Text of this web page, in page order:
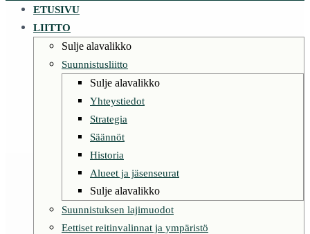
ETUSIVU
LIITTO
Sulje alavalikko
Suunnistusliitto
Sulje alavalikko
Yhteystiedot
Strategia
Säännöt
Historia
Alueet ja jäsenseurat
Sulje alavalikko
Suunnistuksen lajimuodot
Eettiset reitinvalinnat ja ympäristö